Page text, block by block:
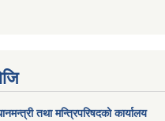
तथा मन्त्रिपरिषद‌को कार्यालय